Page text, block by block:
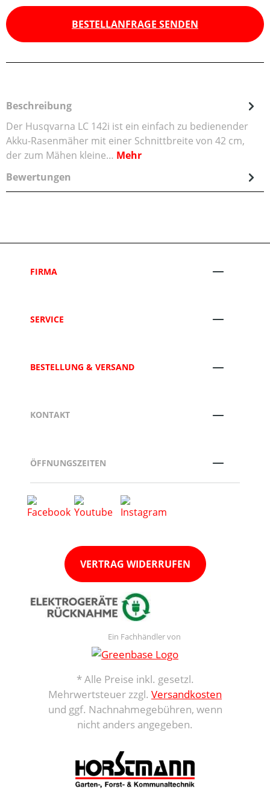
BESTELLANFRAGE SENDEN
Beschreibung
Der Husqvarna LC 142i ist ein einfach zu bedienender
Akku-Rasenmäher mit einer Schnittbreite von 42 cm,
der zum Mähen kleine… Mehr
Bewertungen
FIRMA
SERVICE
BESTELLUNG & VERSAND
KONTAKT
ÖFFNUNGSZEITEN
VERTRAG WIDERRUFEN
Ein Fachhändler von
* Alle Preise inkl. gesetzl.
Mehrwertsteuer zzgl. Versandkosten
und ggf. Nachnahmegebühren, wenn
nicht anders angegeben.